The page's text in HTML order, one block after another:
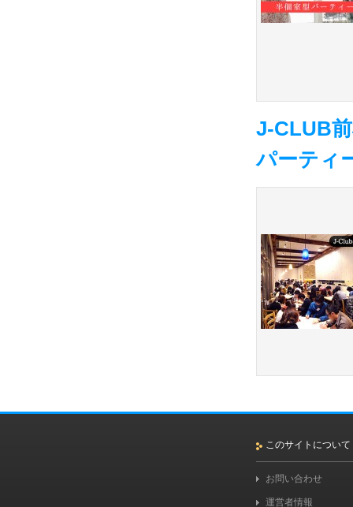
J-CLUB
パーティ
このサイトについて
お問い合わせ
運営者情報